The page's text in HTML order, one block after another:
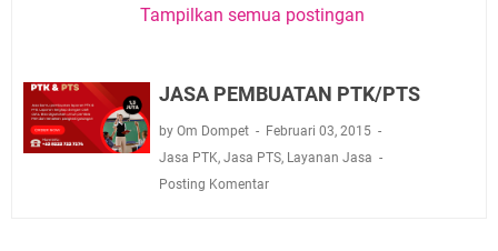
Tampilkan semua postingan
JASA PEMBUATAN PTK/PTS
by Om Dompet
Februari 03, 2015
Jasa PTK, Jasa PTS, Layanan Jasa
Posting Komentar